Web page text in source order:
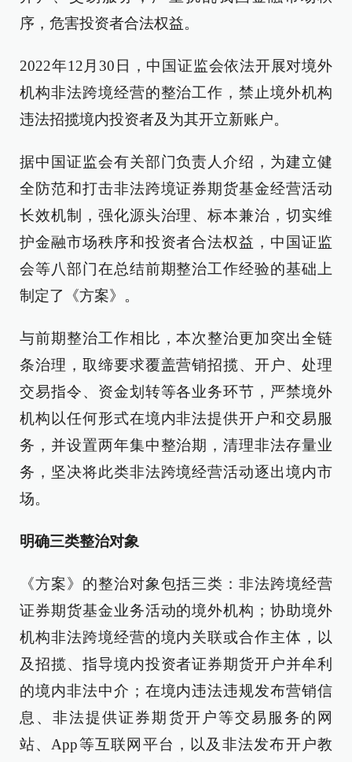
序，危害投资者合法权益。
2022年12月30日，中国证监会依法开展对境外
机构非法跨境经营的整治工作，禁止境外机构
违法招揽境内投资者及为其开立新账户。
据中国证监会有关部门负责人介绍，为建立健
全防范和打击非法跨境证券期货基金经营活动
长效机制，强化源头治理、标本兼治，切实维
护金融市场秩序和投资者合法权益，中国证监
会等八部门在总结前期整治工作经验的基础上
制定了《方案》。
与前期整治工作相比，本次整治更加突出全链
条治理，取缔要求覆盖营销招揽、开户、处理
交易指令、资金划转等各业务环节，严禁境外
机构以任何形式在境内非法提供开户和交易服
务，并设置两年集中整治期，清理非法存量业
务，坚决将此类非法跨境经营活动逐出境内市
场。
明确三类整治对象
《方案》的整治对象包括三类：非法跨境经营
证券期货基金业务活动的境外机构；协助境外
机构非法跨境经营的境内关联或合作主体，以
及招揽、指导境内投资者证券期货开户并牟利
的境内非法中介；在境内违法违规发布营销信
息、非法提供证券期货开户等交易服务的网
站、App等互联网平台，以及非法发布开户教